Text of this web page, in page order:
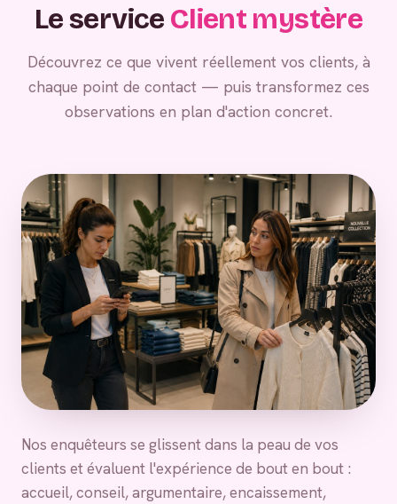
Le service Client mystère
Découvrez ce que vivent réellement vos clients, à
chaque point de contact — puis transformez ces
observations en plan d'action concret.
Nos enquêteurs se glissent dans la peau de vos
clients et évaluent l'expérience de bout en bout :
accueil, conseil, argumentaire, encaissement,